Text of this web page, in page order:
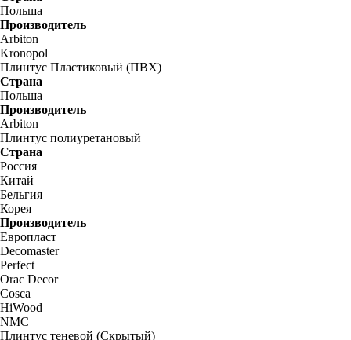
Польша
Производитель
Arbiton
Kronopol
Плинтус Пластиковый (ПВХ)
Страна
Польша
Производитель
Arbiton
Плинтус полиуретановый
Страна
Россия
Китай
Бельгия
Корея
Производитель
Европласт
Decomaster
Perfect
Orac Decor
Cosca
HiWood
NMC
Плинтус теневой (Скрытый)